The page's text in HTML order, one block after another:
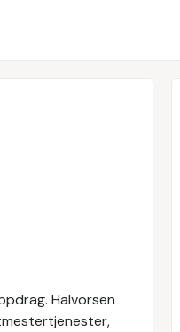
Halvorsen